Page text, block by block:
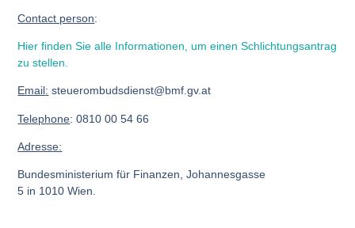
Contact person:
Hier finden Sie alle Informationen, um einen Schlichtungsantrag
zu stellen.
Email: steuerombudsdienst@bmf.gv.at
Telephone: 0810 00 54 66
Adresse:
Bundesministerium für Finanzen, Johannesgasse
5 in 1010 Wien.